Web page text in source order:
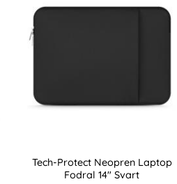
Tech-Protect Neopren Laptop
Fodral 14" Svart